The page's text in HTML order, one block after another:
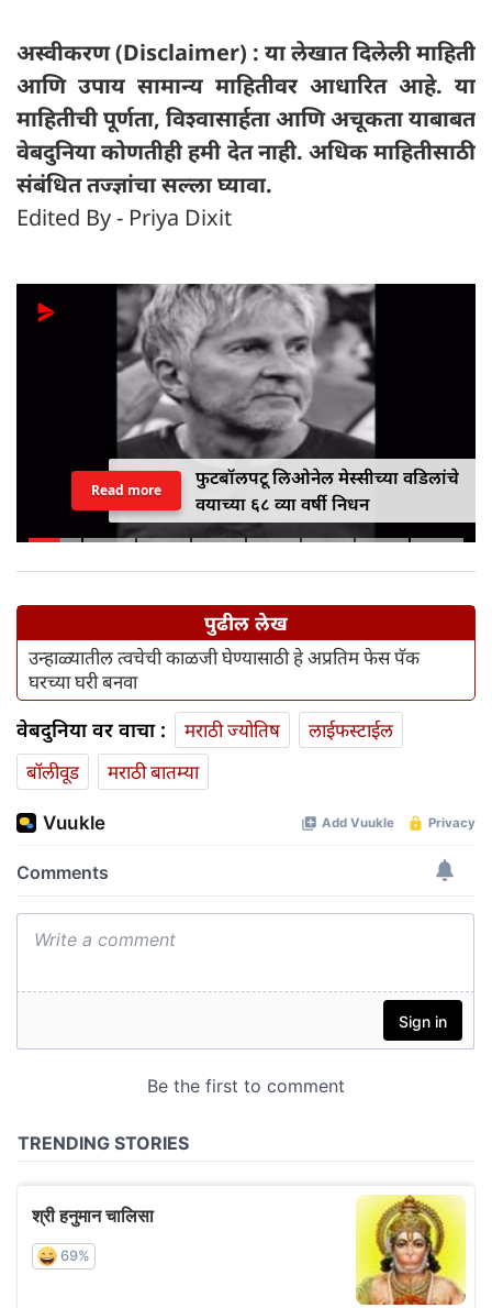
अस्वीकरण (Disclaimer) : या लेखात दिलेली माहिती
आणि उपाय सामान्य माहितीवर आधारित आहे. या
माहितीची पूर्णता, विश्वासार्हता आणि अचूकता याबाबत
वेबदुनिया कोणतीही हमी देत ​​नाही. अधिक माहितीसाठी
संबंधित तज्ज्ञांचा सल्ला घ्यावा.
Edited By - Priya Dixit
फुटबॉलपटू लिओनेल मेस्सीच्या वडिलांचे
वयाच्या ६८ व्या वर्षी निधन
Read more
पुढील लेख
उन्हाळ्यातील त्वचेची काळजी घेण्यासाठी हे अप्रतिम फेस पॅक
घरच्या घरी बनवा
वेबदुनिया वर वाचा : मराठी ज्योतिष
लाईफस्टाईल
बॉलीवूड
मराठी बातम्या